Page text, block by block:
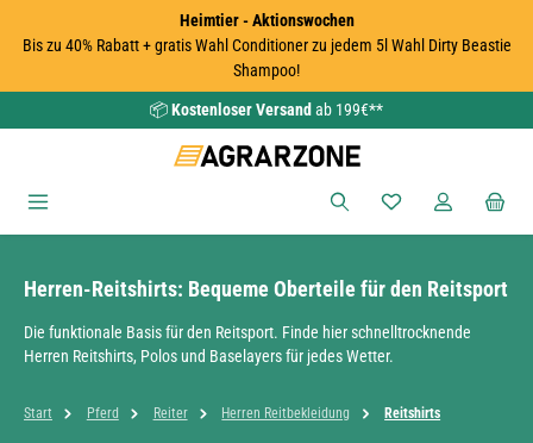
Heimtier - Aktionswochen
Bis zu 40% Rabatt + gratis Wahl Conditioner zu jedem 5l Wahl Dirty Beastie
Shampoo!
📦Kostenloser Versand ab 199€**
Du hast 0
Herren-Reitshirts: Bequeme Oberteile für den Reitsport
Die funktionale Basis für den Reitsport. Finde hier schnelltrocknende
Herren Reitshirts, Polos und Baselayers für jedes Wetter.
Start Pferd Reiter Herren Reitbekleidung Reitshirts